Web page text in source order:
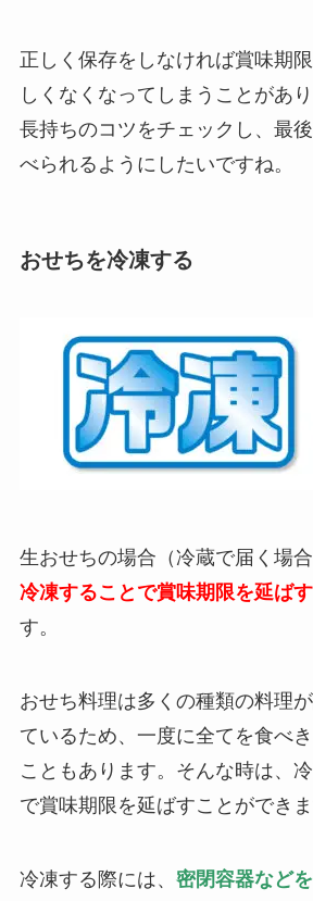
正しく保存をしなければ賞味期
しくなくなってしまうことがあ
長持ちのコツをチェックし、最
べられるようにしたいですね。
おせちを冷凍する
生おせちの場合（冷蔵で届く場合
冷凍することで賞味期限を延ば
す。
おせち料理は多くの種類の料理
ているため、一度に全てを食べ
こともあります。そんな時は、
で賞味期限を延ばすことができま
冷凍する際には、 密閉容器など